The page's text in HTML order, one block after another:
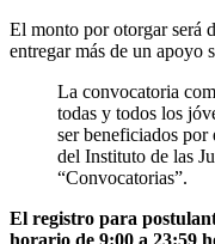
El monto por otorgar será
entregar más de un apoyo
La convocatoria
todas y todos los
ser beneficiados por
del Instituto de las
“Convocatorias”.
El registro para
horario de 9:00 a 23:59